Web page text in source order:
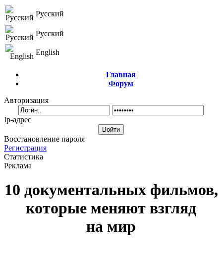
Русский
Русский
English
Главная
Форум
Авторизация
Ip-адрес
Восстановление пароля
Регистрация
Статистика
Реклама
10 документальных фильмов,
которые меняют взгляд
на мир